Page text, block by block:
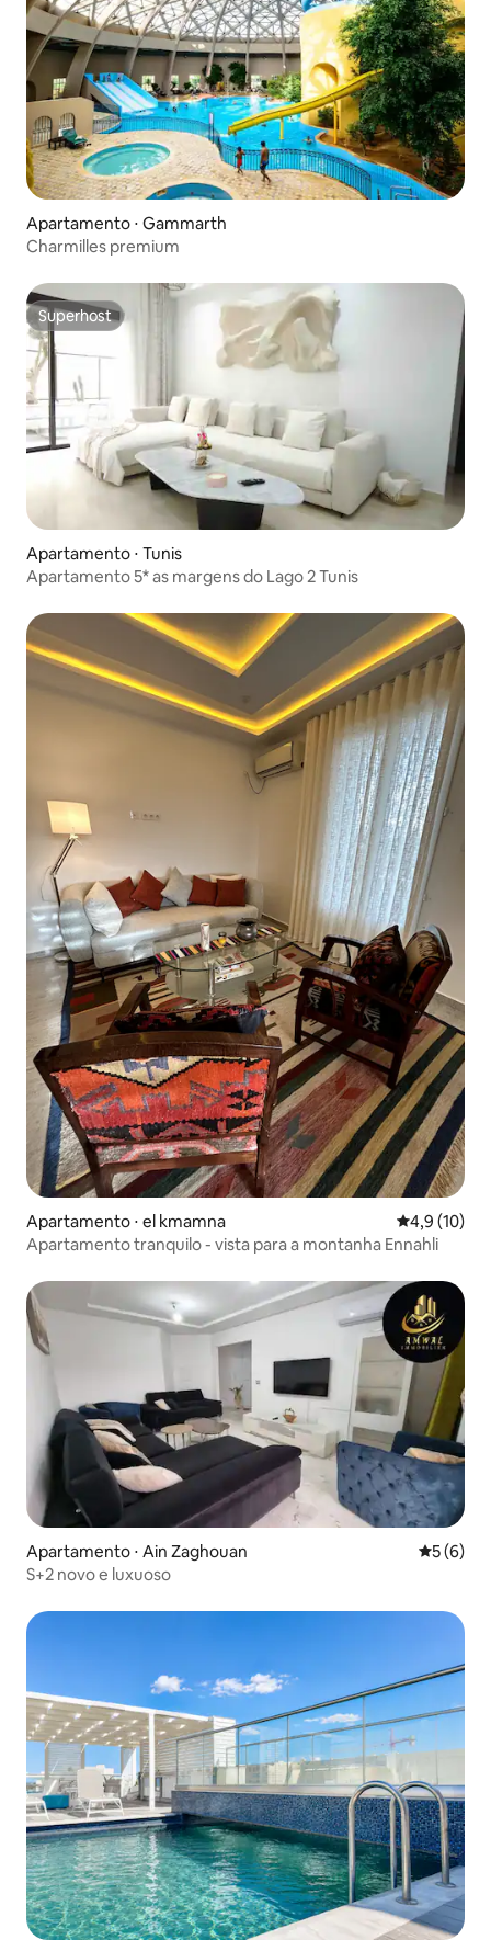
Apartamento ⋅ Gammarth
Charmilles premium
Superhost
Superhost
Apartamento ⋅ Tunis
Apartamento 5* as margens do Lago 2 Tunis
Apartamento ⋅ el kmamna 4,9 de uma
4,9 (10)
Apartamento tranquilo - vista para a montanha Ennahli
Apartamento ⋅ Ain Zaghouan 5 de
5 (6)
S+2 novo e luxuoso